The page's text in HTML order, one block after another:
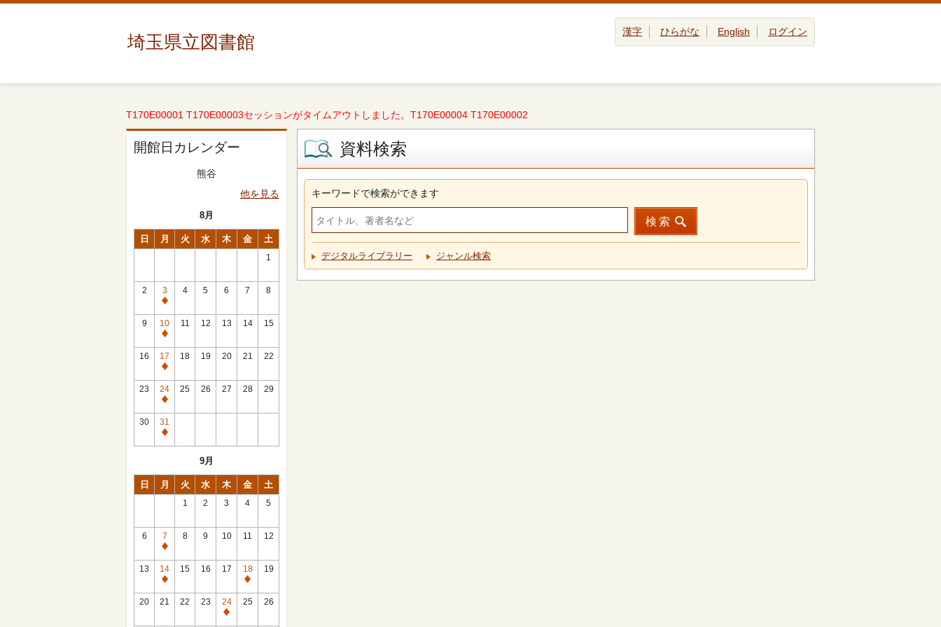
埼玉県立図書館 漢字 ひらがな English ログイン
T170E00001 T170E00003セッションがタイムアウトしました。T170E00004 T170E00002
開館日カレンダー
熊谷
他を見る
8月
日 月 火 水 木 金 土
1
2
3
休
館
日
4 5 6 7 8
9
10
休
館
日
11 12 13 14 15
16
17
休
館
日
18 19 20 21 22
23
24
休
館
日
25 26 27 28 29
30
31
休
9月
日 月 火 水 木 金 土
1 2 3 4 5
6
7
休
館
日
8 9 10 11 12
13
14
休
館
15 16 17
18
休
館
19
20 21 22 23
24
休
25 26
資料検索
キーワードで検索ができます
検索
デジタルライブラリー ジャンル検索